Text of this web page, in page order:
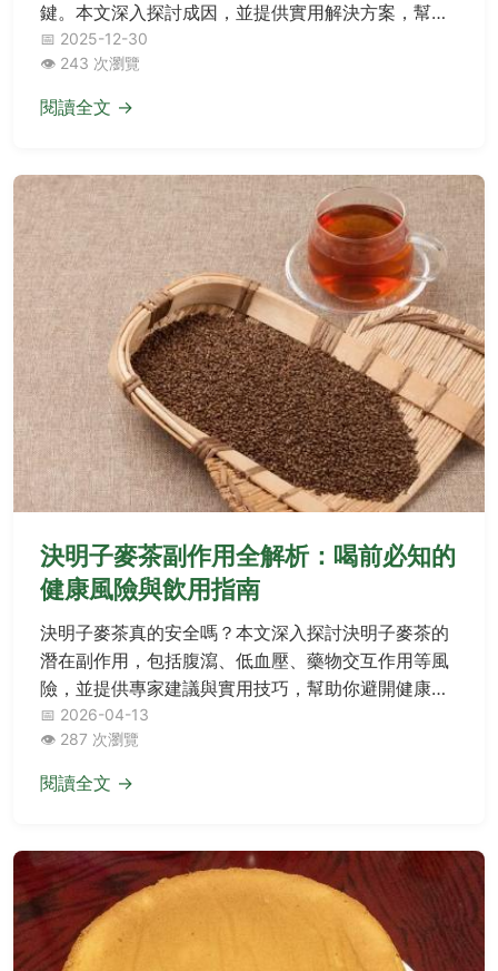
鍵。本文深入探討成因，並提供實用解決方案，幫助
你徹底了解並對抗頑固痘痘。
📅 2025-12-30
👁️ 243 次瀏覽
閱讀全文 →
決明子麥茶副作用全解析：喝前必知的
健康風險與飲用指南
決明子麥茶真的安全嗎？本文深入探討決明子麥茶的
潛在副作用，包括腹瀉、低血壓、藥物交互作用等風
險，並提供專家建議與實用技巧，幫助你避開健康地
雷，聰明享受這款養生茶飲。
📅 2026-04-13
👁️ 287 次瀏覽
閱讀全文 →